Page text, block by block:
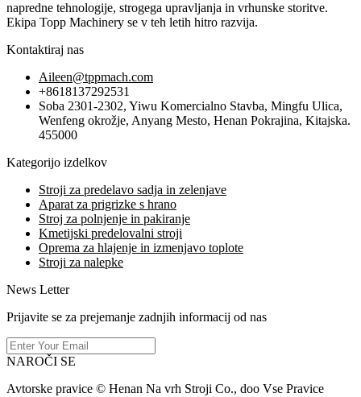
napredne tehnologije, strogega upravljanja in vrhunske storitve.
Ekipa Topp Machinery se v teh letih hitro razvija.
Kontaktiraj nas
Aileen@tppmach.com
+8618137292531
Soba 2301-2302, Yiwu Komercialno Stavba, Mingfu Ulica,
Wenfeng okrožje, Anyang Mesto, Henan Pokrajina, Kitajska.
455000
Kategorijo izdelkov
Stroji za predelavo sadja in zelenjave
Aparat za prigrizke s hrano
Stroj za polnjenje in pakiranje
Kmetijski predelovalni stroji
Oprema za hlajenje in izmenjavo toplote
Stroji za nalepke
News Letter
Prijavite se za prejemanje zadnjih informacij od nas
NAROČI SE
Avtorske pravice © Henan Na vrh Stroji Co., doo Vse Pravice